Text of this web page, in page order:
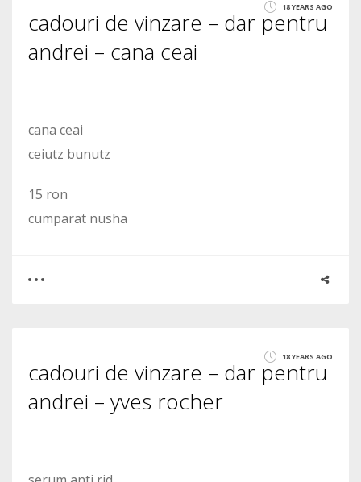
1607
18 YEARS AGO
cadouri de vinzare – dar pentru
andrei – cana ceai
cana ceai
ceiutz bunutz
15 ron
cumparat nusha
1522
18 YEARS AGO
cadouri de vinzare – dar pentru
andrei – yves rocher